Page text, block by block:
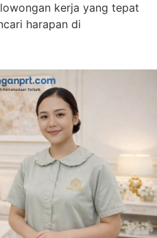
kerja yang tepat
harapan di